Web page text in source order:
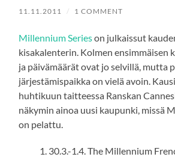
11.11.2011 / 1 COMMENT
Millennium Serieson julkaissut
kisakalenterin. Kolmen ensimmäisen
ja päivämäärät ovat jo selvillä, mutta
järjestämispaikka on vielä avoin.
huhtikuun taitteessa Ranskan
näkymin ainoa uusi kaupunki, missä
on pelattu.
30.3.-1.4. The Millennium